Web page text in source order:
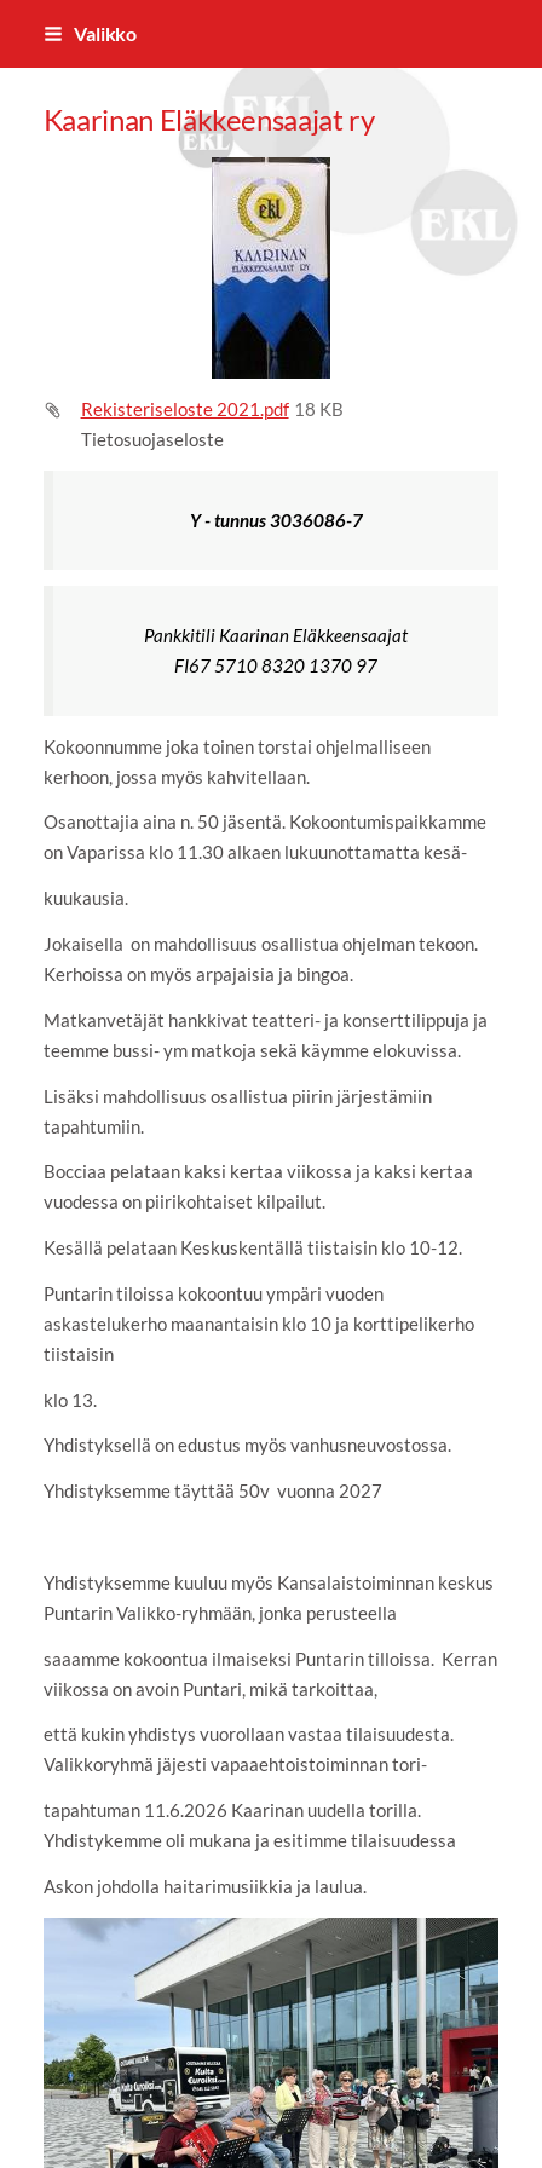
Siirry
Valikko
Kaarinan Eläkkeensaajat ry
Rekisteriseloste 2021.pdf 18 KB
Tietosuojaseloste
Y - tunnus 3036086-7
Pankkitili Kaarinan Eläkkeensaajat
FI67 5710 8320 1370 97
Kokoonnumme joka toinen torstai ohjelmalliseen
kerhoon, jossa myös kahvitellaan.
Osanottajia aina n. 50 jäsentä. Kokoontumispaikkamme
on Vaparissa klo 11.30 alkaen lukuunottamatta kesä-
kuukausia.
Jokaisella on mahdollisuus osallistua ohjelman tekoon.
Kerhoissa on myös arpajaisia ja bingoa.
Matkanvetäjät hankkivat teatteri- ja konserttilippuja ja
teemme bussi- ym matkoja sekä käymme elokuvissa.
Lisäksi mahdollisuus osallistua piirin järjestämiin
tapahtumiin.
Bocciaa pelataan kaksi kertaa viikossa ja kaksi kertaa
vuodessa on piirikohtaiset kilpailut.
Kesällä pelataan Keskuskentällä tiistaisin klo 10-12.
Puntarin tiloissa kokoontuu ympäri vuoden
askastelukerho maanantaisin klo 10 ja korttipelikerho
tiistaisin
klo 13.
Yhdistyksellä on edustus myös vanhusneuvostossa.
Yhdistyksemme täyttää 50v vuonna 2027
Yhdistyksemme kuuluu myös Kansalaistoiminnan keskus
Puntarin Valikko-ryhmään, jonka perusteella
saaamme kokoontua ilmaiseksi Puntarin tilloissa. Kerran
viikossa on avoin Puntari, mikä tarkoittaa,
että kukin yhdistys vuorollaan vastaa tilaisuudesta.
Valikkoryhmä jäjesti vapaaehtoistoiminnan tori-
tapahtuman 11.6.2026 Kaarinan uudella torilla.
Yhdistykemme oli mukana ja esitimme tilaisuudessa
Askon johdolla haitarimusiikkia ja laulua.